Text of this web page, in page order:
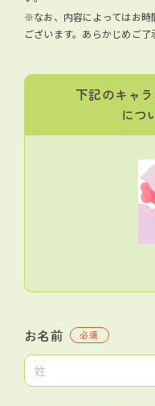
※なお、内容によってはお時
ございます。あらかじめご了
下記のキャ
につ
お名前 必須